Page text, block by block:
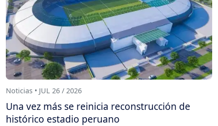
Noticias • JUL 26 / 2026
Una vez más se reinicia reconstrucción de
histórico estadio peruano